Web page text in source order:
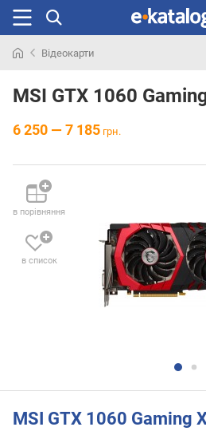
раніше
Відеокарти
MSI GTX 1060
6 250 — 7 185 грн.
в порівняння
в список
MSI GTX 1060 Gaming